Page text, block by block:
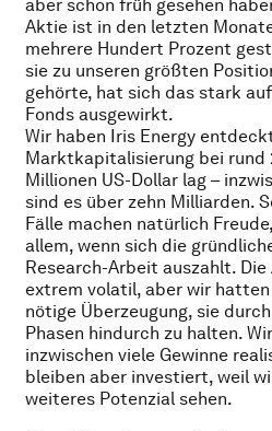
aber schon früh gesehen
Aktie ist in den letzten
mehrere Hundert Prozent
sie zu unseren größten
gehörte, hat sich das stark
Fonds ausgewirkt.
Wir haben Iris Energy
Marktkapitalisierung bei rund
Millionen US-Dollar lag –
sind es über zehn Milliarden.
Fälle machen natürlich
allem, wenn sich die
Research-Arbeit auszahlt.
extrem volatil, aber wir
nötige Überzeugung, sie
Phasen hindurch zu halten.
inzwischen viele Gewinne
bleiben aber investiert, weil
weiteres Potenzial sehen.